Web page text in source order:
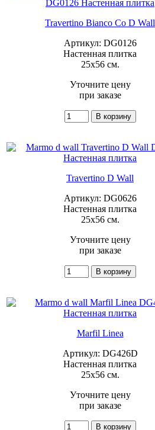
Travertino Bianco Co D Wall
Артикул: DG0126
Настенная плитка
25x56 см.
Уточните цену
при заказе
Travertino D Wall
Артикул: DG0626
Настенная плитка
25x56 см.
Уточните цену
при заказе
Marfil Linea
Артикул: DG426D
Настенная плитка
25x56 см.
Уточните цену
при заказе